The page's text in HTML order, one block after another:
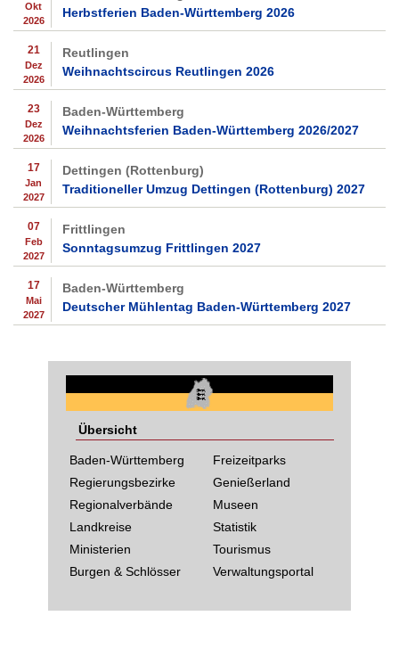
Okt
2026
Herbstferien Baden-Württemberg 2026
21
Dez
2026
Reutlingen
Weihnachtscircus Reutlingen 2026
23
Dez
2026
Baden-Württemberg
Weihnachtsferien Baden-Württemberg 2026/2027
17
Jan
2027
Dettingen (Rottenburg)
Traditioneller Umzug Dettingen (Rottenburg) 2027
07
Feb
2027
Frittlingen
Sonntagsumzug Frittlingen 2027
17
Mai
2027
Baden-Württemberg
Deutscher Mühlentag Baden-Württemberg 2027
Übersicht
Baden-Württemberg
Regierungsbezirke
Regionalverbände
Landkreise
Ministerien
Burgen & Schlösser
Freizeitparks
Genießerland
Museen
Statistik
Tourismus
Verwaltungsportal